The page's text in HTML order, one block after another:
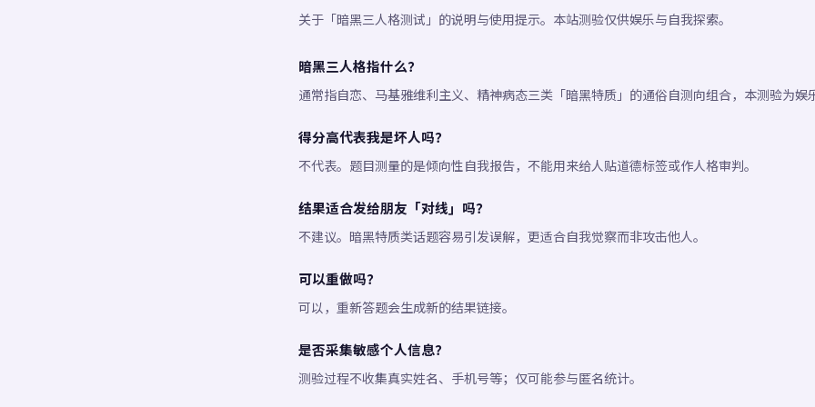
关于「暗黑三人格测试」的说明与使用提示。本站测验仅供娱乐与自我探索。
暗黑三人格指什么？
通常指自恋、马基雅维利主义、精神病态三类「暗黑特质」的通俗自测向组合，本测验为娱
得分高代表我是坏人吗？
不代表。题目测量的是倾向性自我报告，不能用来给人贴道德标签或作人格审判。
结果适合发给朋友「对线」吗？
不建议。暗黑特质类话题容易引发误解，更适合自我觉察而非攻击他人。
可以重做吗？
可以，重新答题会生成新的结果链接。
是否采集敏感个人信息？
测验过程不收集真实姓名、手机号等；仅可能参与匿名统计。